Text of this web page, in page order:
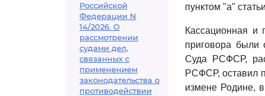
Российской
Федерации N
14/2026. О
рассмотрении
судами дел,
связанных с
применением
законодательства о
противодействии
пунктом "а"
Кассационная и
приговора были
Суда РСФСР,
РСФСР, оставил
измене Родине,